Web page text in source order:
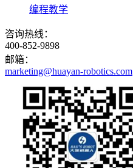
编程教学
咨询热线：
400-852-9898
邮箱：
marketing@huayan-robotics.com